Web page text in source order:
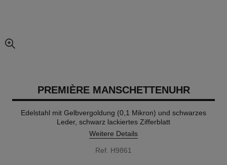
vergrößerter teil des bildes
PREMIÈRE MANSCHETTENUHR
Edelstahl mit Gelbvergoldung (0,1 Mikron) und schwarzes
Leder, schwarz lackiertes Zifferblatt
Weitere Details
Ref. H9861